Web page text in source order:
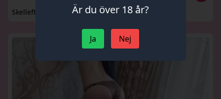
Skellefteå Är du över 18 år?
Ja Nej